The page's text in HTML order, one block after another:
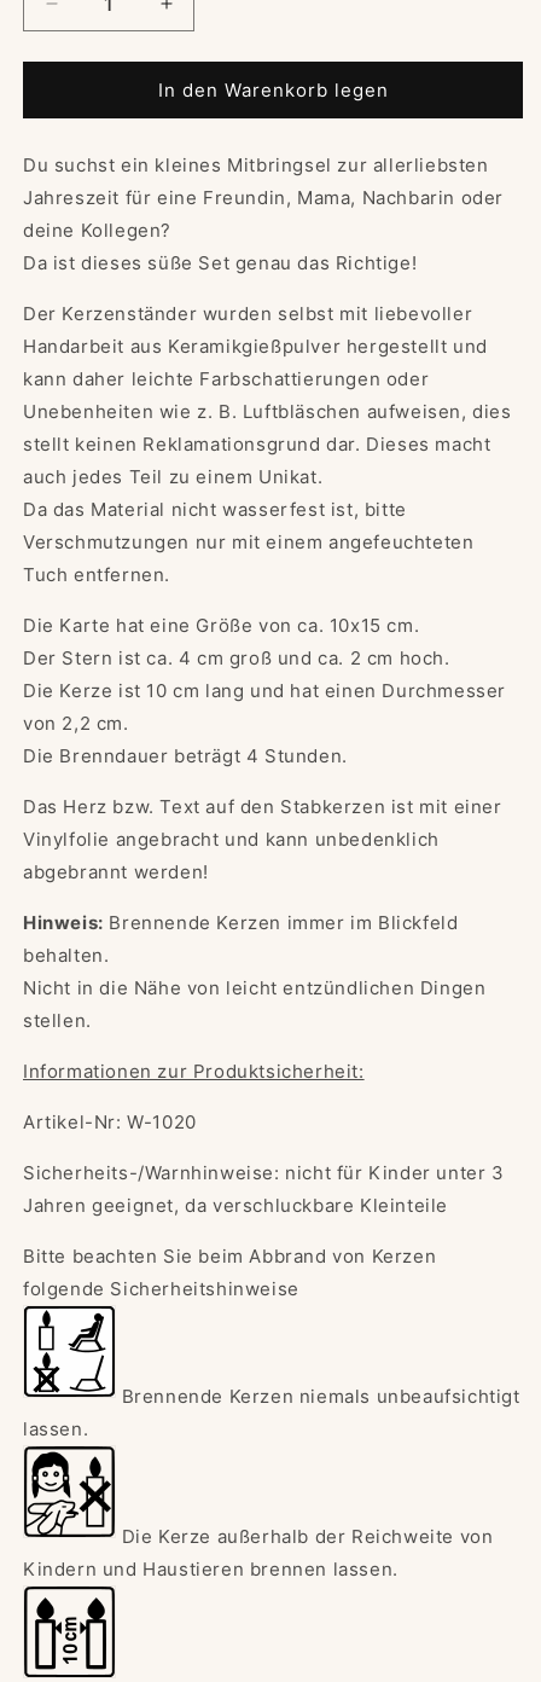
Verringere
die
Menge
Weihnachtsgeschenk
Geschenkset
Wichtelgeschenk
|
|
Dekoration
|
Geschenkbox
Kerze
Raysin
Wichtel
Erhöhe
die
Menge
für
Weihnachtsgeschenk
|
Geschenkset
Wichtelgeschenk
|
|
Dekoration
|
Geschenkbox
Kerze
Raysin
Wichtel
In den Warenkorb legen
Du suchst ein kleines Mitbringsel zur allerliebsten
Jahreszeit für eine Freundin, Mama, Nachbarin oder
deine Kollegen?
Da ist dieses süße Set genau das Richtige!
Der Kerzenständer wurden selbst mit liebevoller
Handarbeit aus Keramikgießpulver hergestellt und
kann daher leichte Farbschattierungen oder
Unebenheiten wie z. B. Luftbläschen aufweisen, dies
stellt keinen Reklamationsgrund dar. Dieses macht
auch jedes Teil zu einem Unikat.
Da das Material nicht wasserfest ist, bitte
Verschmutzungen nur mit einem angefeuchteten
Tuch entfernen.
Die Karte hat eine Größe von ca. 10x15 cm.
Der Stern ist ca. 4 cm groß und ca. 2 cm hoch.
Die Kerze ist 10 cm lang und hat einen Durchmesser
von 2,2 cm.
Die Brenndauer beträgt 4 Stunden.
Das Herz bzw. Text auf den Stabkerzen ist mit einer
Vinylfolie angebracht und kann unbedenklich
abgebrannt werden!
Hinweis: Brennende Kerzen immer im Blickfeld
behalten.
Nicht in die Nähe von leicht entzündlichen Dingen
stellen.
Informationen zur Produktsicherheit:
Artikel-Nr: W-1020
Sicherheits-/Warnhinweise: nicht für Kinder unter 3
Jahren geeignet, da verschluckbare Kleinteile
Bitte beachten Sie beim Abbrand von Kerzen
folgende Sicherheitshinweise
Brennende Kerzen niemals unbeaufsichtigt
lassen.
Die Kerze außerhalb der Reichweite von
Kindern und Haustieren brennen lassen.